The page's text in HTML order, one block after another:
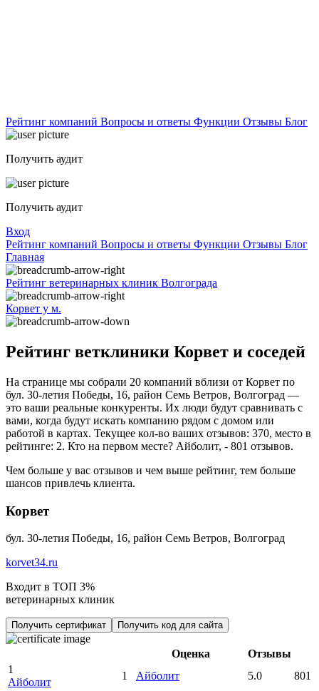
Рейтинг компаний Вопросы и ответы Функции Отзывы Блог
Получить аудит
Получить аудит
Вход
Рейтинг компаний Вопросы и ответы Функции Отзывы Блог
Главная
Рейтинг ветеринарных клиник Волгограда
Корвет у м.
Рейтинг ветклиники Корвет и соседей
На странице мы собрали 20 компаний вблизи от Корвет по
бул. 30-летия Победы, 16, район Семь Ветров, Волгоград —
это ваши реальные конкуренты. Их люди будут сравнивать с
вами, когда будут искать компанию рядом с домом или
работой в картах. Текущее кол-во ваших отзывов: 370, место в
рейтинге: 2. Кто на первом месте? Айболит, - 801 отзывов.
Чем больше у вас отзывов и чем выше рейтинг, тем больше
шансов привлечь клиента.
Корвет
бул. 30-летия Победы, 16, район Семь Ветров, Волгоград
korvet34.ru
Входит в ТОП 3%
ветеринарных клиник
Получить сертификат Получить код для сайта
Оценка
Отзывы
1
Айболит
1 Айболит 5.0
801